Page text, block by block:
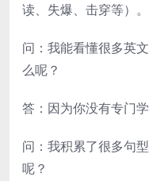
读、失爆、击穿等）。
问：我能看懂很多英
么呢？
答：因为你没有专门
问：我积累了很多句
呢？